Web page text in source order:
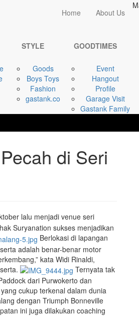
Home About Us
STYLE
Goods
Boys Toys
Fashion
gastank.co
GOODTIMES
Event
Hangout
Profile
Garage Visit
Gastank Family
Home
GOODTIMES
di Seri
lalu menjadi venue seri
Suryanation sukses menjadikan
Berlokasi di lapangan
adalah benar-benar motor
kata Widi Rinaldi,
Ternyata tak
dari Purwokerto dan
cukup terkenal dalam dunia
dengan Triumph Bonneville
ini juga dilakukan coaching